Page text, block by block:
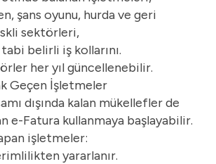
şans oyunu, hurda ve geri
sektörleri,
belirli iş kollarını.
her yıl güncellenebilir.
Geçen İşletmeler
dışında kalan mükellefler de
e-Fatura kullanmaya başlayabilir.
işletmeler:
yararlanır.